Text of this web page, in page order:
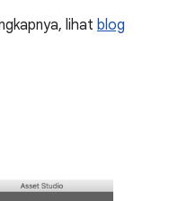
lihat blog